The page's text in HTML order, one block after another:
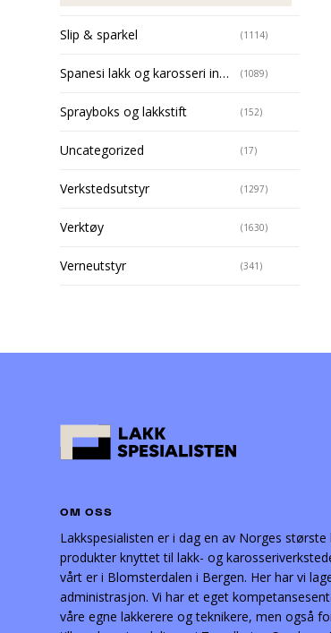
Slip & sparkel (1114)
Spanesi lakk og karosseri installasjoner (1089)
Sprayboks og lakkstift (152)
Uncategorized (17)
Verkstedsutstyr (1297)
Verktøy (1630)
Verneutstyr (341)
OM OSS
Lakkspesialisten er i dag en av Norges
produkter knyttet til lakk- og
vårt er i Blomsterdalen i Bergen. Her har vi
administrasjon. Vi har et eget
våre egne lakkerere og teknikere, men også